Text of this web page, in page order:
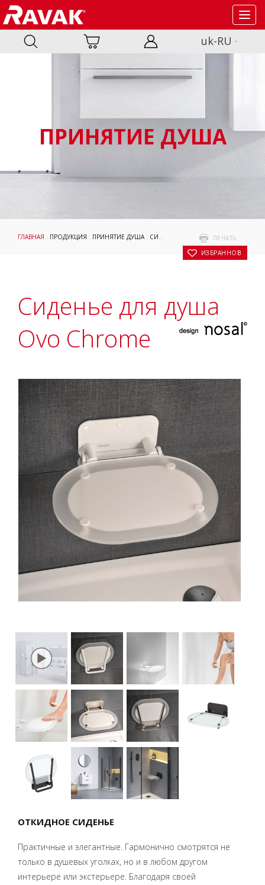
uk-RU
ПРИНЯТИЕ ДУША
ПЕЧАТЬ
В ИЗБРАННОЕ
ГЛАВНАЯ : ПРОДУКЦИЯ : ПРИНЯТИЕ ДУША: СИДЕНЬЯ : СИДЕНЬЕ ДЛЯ ДУША OVO
Сиденье для душа
Ovo Chrome
ОТКИДНОЕ СИДЕНЬЕ
Практичные и элегантные. Гармонично смотрятся не
только в душевых уголках, но и в любом другом
интерьере или экстерьере. Благодаря своей